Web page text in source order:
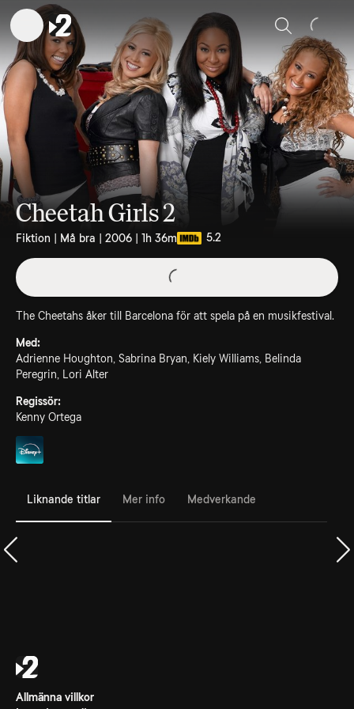
Sök
Cheetah Girls 2
Fiktion | Må bra | 2006 | 1h 36m 5.2
The Cheetahs åker till Barcelona för att spela på en musikfestival.
Med:
Adrienne Houghton, Sabrina Bryan, Kiely Williams, Belinda
Peregrin, Lori Alter
Regissör:
Kenny Ortega
Liknande titlar Mer info Medverkande
Allmänna villkor